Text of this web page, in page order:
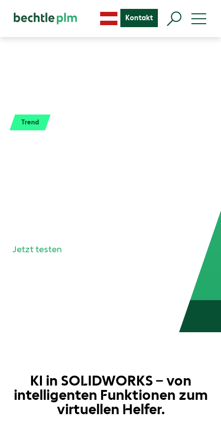
Kontakt
Trend
Jetzt testen
KI in SOLIDWORKS – von
intelligenten Funktionen zum
virtuellen Helfer.